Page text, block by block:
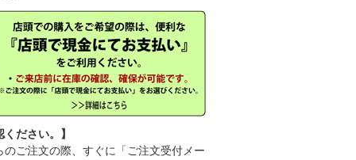
ださい。】
ご注文の際、すぐに「ご注文受付メー